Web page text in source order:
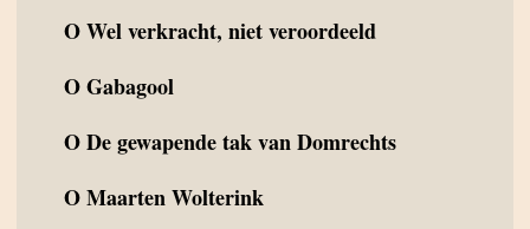
OWel verkracht, niet veroordeeld
OGabagool
ODe gewapende tak van Domrechts
OMaarten Wolterink